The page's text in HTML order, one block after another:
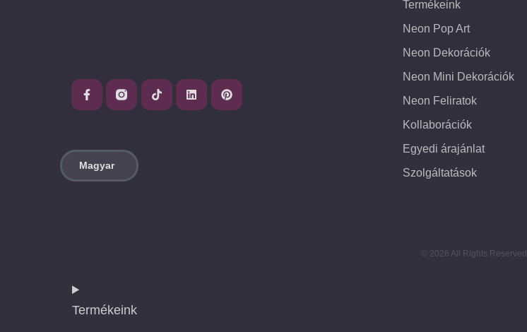
Termékeink
Neon Pop Art
Neon Dekorációk
Neon Mini Dekorációk
Neon Feliratok
Kollaborációk
Egyedi árajánlat
Szolgáltatások
© 2026 All Rights Reserved.
Termékeink